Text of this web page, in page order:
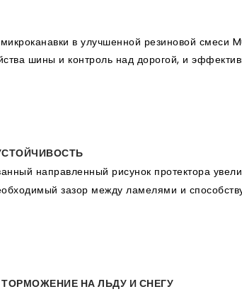
в улучшенной резиновой
шины и контроль над дорогой, и
направленный рисунок протектора
зазор между ламелями и
НА ЛЬДУ И СНЕГУ